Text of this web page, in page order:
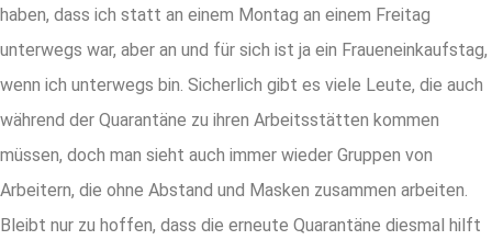
haben, dass ich statt an einem Montag an einem Freitag
unterwegs war, aber an und für sich ist ja ein Fraueneinkaufstag,
wenn ich unterwegs bin. Sicherlich gibt es viele Leute, die auch
während der Quarantäne zu ihren Arbeitsstätten kommen
müssen, doch man sieht auch immer wieder Gruppen von
Arbeitern, die ohne Abstand und Masken zusammen arbeiten.
Bleibt nur zu hoffen, dass die erneute Quarantäne diesmal hilft